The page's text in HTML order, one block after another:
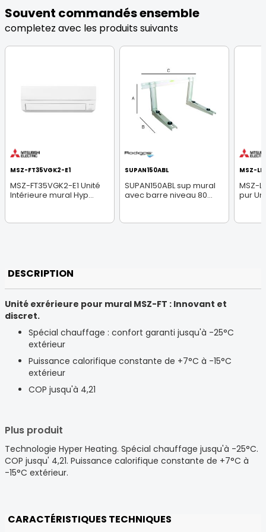
Souvent commandés ensemble
completez avec les produits suivants
MSZ-FT35VGK2-E1
MSZ-FT35VGK2-E1 Unité
Intérieure mural Hyp...
SUPAN150ABL
SUPAN150ABL sup mural
avec barre niveau 80...
MSZ-
MSZ-
pur
DESCRIPTION
Unité exrérieure pour mural MSZ-FT : Innovant et
discret.
Spécial chauffage : confort garanti jusqu'à -25°C
extérieur
Puissance calorifique constante de +7°C à -15°C
extérieur
COP jusqu'à 4,21
Plus produit
Technologie Hyper Heating. Spécial chauffage jusqu'à -25°C.
COP jusqu' 4,21. Puissance calorifique constante de +7°C à
-15°C extérieur.
CARACTÉRISTIQUES TECHNIQUES